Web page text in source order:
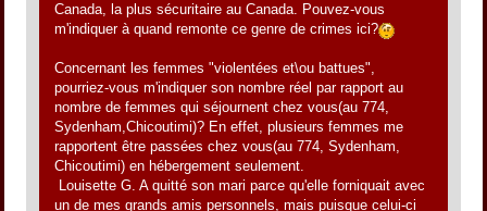
Canada, la plus sécuritaire au Canada. Pouvez-vous
m'indiquer à quand remonte ce genre de crimes ici?
Concernant les femmes "violentées et\ou battues",
pourriez-vous m'indiquer son nombre réel par rapport au
nombre de femmes qui séjournent chez vous(au 774,
Sydenham,Chicoutimi)? En effet, plusieurs femmes me
rapportent être passées chez vous(au 774, Sydenham,
Chicoutimi) en hébergement seulement.
Louisette G. A quitté son mari parce qu'elle forniquait avec
un de mes grands amis personnels, mais puisque celui-ci